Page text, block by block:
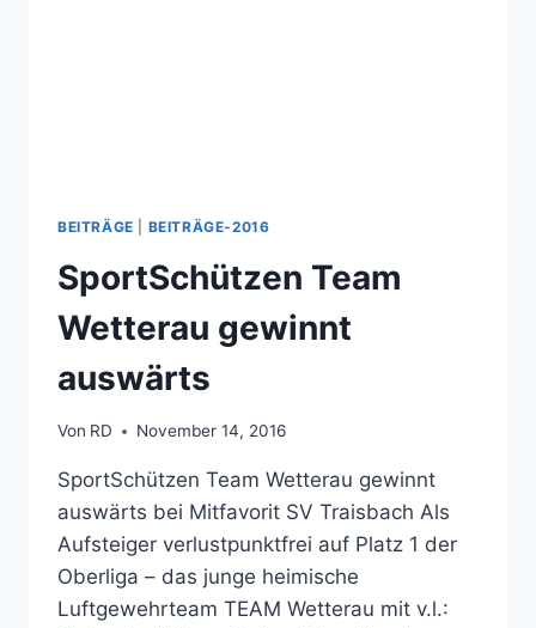
BEITRÄGE BEITRÄGE-2016
SportSchützen Team
Wetterau gewinnt
auswärts
Von RD November 14, 2016
SportSchützen Team Wetterau gewinnt
auswärts bei Mitfavorit SV Traisbach Als
Aufsteiger verlustpunktfrei auf Platz 1 der
Oberliga – das junge heimische
Luftgewehrteam TEAM Wetterau mit v.l.: